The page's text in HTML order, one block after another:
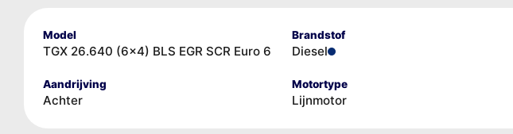
Model
TGX 26.640 (6x4) BLS EGR SCR Euro 6
Brandstof
Diesel
Aandrijving
Achter
Motortype
Lijnmotor